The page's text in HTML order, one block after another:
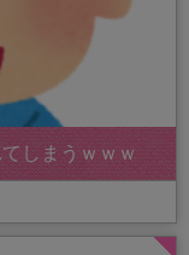
しまうｗｗｗ